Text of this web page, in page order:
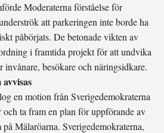
Moderaterna förståelse för
att parkeringen inte borde ha
påbörjats. De betonade vikten av
i framtida projekt för att undvika
invånare, besökare och näringsidkare.
en motion från Sverigedemokraterna
och ta fram en plan för uppförande av
Mälaröarna. Sverigedemokraterna,